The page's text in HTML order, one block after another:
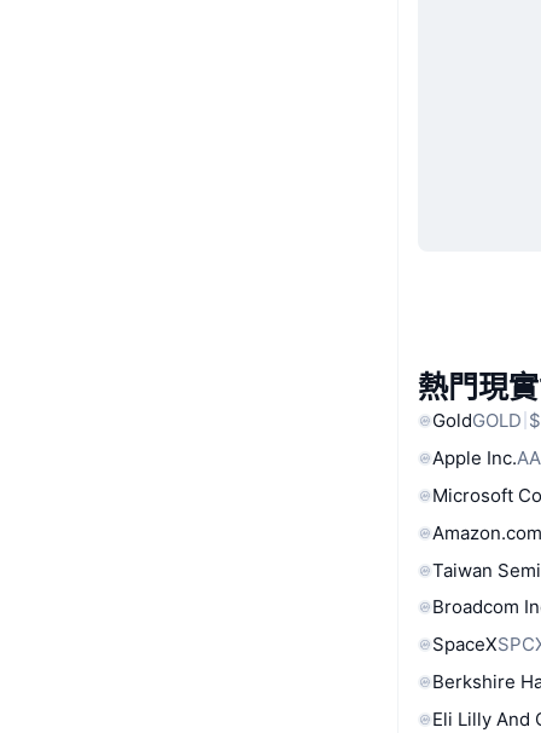
熱門現
GoldGOLD
Apple Inc.
Microsoft
Taiwan
Broadcom
SpaceX
Berkshire
Eli Lilly And